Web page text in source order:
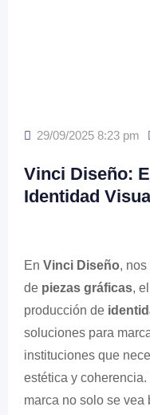
29/09/2025 8:23 pm
Vinci Diseño:
Identidad
En Vinci Diseño,
de piezas gráficas, el
producción de
soluciones para
instituciones que
estética y
marca no solo se vea